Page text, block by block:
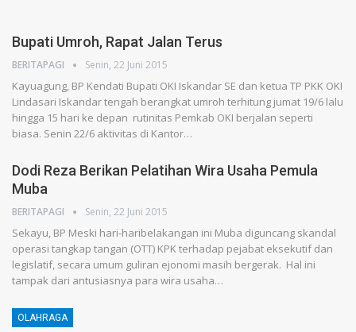
Bupati Umroh, Rapat Jalan Terus
BERITAPAGI Senin, 22 Juni 2015
Kayuagung, BP Kendati Bupati OKI Iskandar SE dan ketua TP PKK OKI
Lindasari Iskandar tengah berangkat umroh terhitung jumat 19/6 lalu
hingga 15 hari ke depan rutinitas Pemkab OKI berjalan seperti
biasa. Senin 22/6 aktivitas di Kantor…
Dodi Reza Berikan Pelatihan Wira Usaha Pemula
Muba
BERITAPAGI Senin, 22 Juni 2015
Sekayu, BP Meski hari-haribelakangan ini Muba diguncang skandal
operasi tangkap tangan (OTT) KPK terhadap pejabat eksekutif dan
legislatif, secara umum guliran ejonomi masih bergerak. Hal ini
tampak dari antusiasnya para wira usaha…
OLAHRAGA